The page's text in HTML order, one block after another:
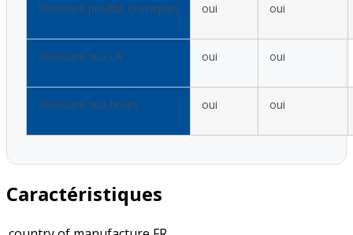
Résistant produit chimiques oui oui
Résistant aux UV oui oui
Résistant aux huiles oui oui
Caractéristiques